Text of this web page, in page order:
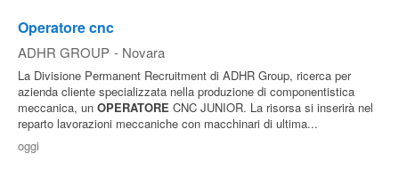
Operatore cnc
ADHR GROUP - Novara
La Divisione Permanent Recruitment di ADHR Group, ricerca per
azienda cliente specializzata nella produzione di componentistica
meccanica, un OPERATORE CNC JUNIOR. La risorsa si inserirà nel
reparto lavorazioni meccaniche con macchinari di ultima...
oggi